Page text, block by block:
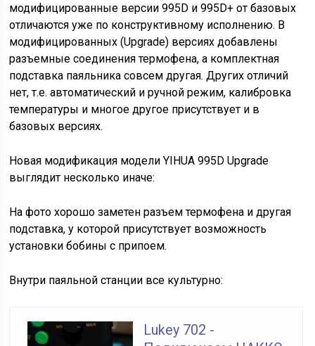
модифицированные версии 995D и 995D+ от базовых
отличаются уже по конструктивному исполнению. В
модифицированных (Upgrade) версиях добавлены
разъемные соединения термофена, а комплектная
подставка паяльника совсем другая. Других отличий
нет, т.е. автоматический и ручной режим, калибровка
температуры и многое другое присутствует и в
базовых версиях.
Новая модификация модели YIHUA 995D Upgrade
выглядит несколько иначе:
На фото хорошо заметен разъем термофена и другая
подставка, у которой присутствует возможность
установки бобины с припоем.
Внутри паяльной станции все культурно:
Lukey 702 -